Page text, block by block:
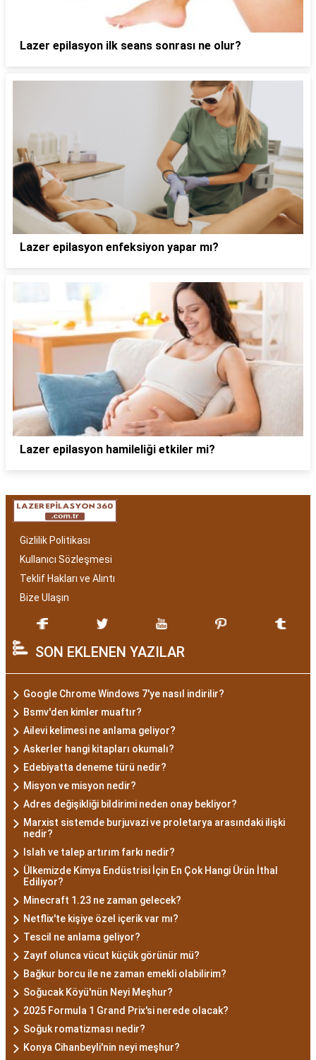
Lazer epilasyon ilk seans sonrası ne olur?
Lazer epilasyon enfeksiyon yapar mı?
Lazer epilasyon hamileliği etkiler mi?
Gizlilik Politikası
Kullanıcı Sözleşmesi
Teklif Hakları ve Alıntı
Bize Ulaşın
SON EKLENEN YAZILAR
Google Chrome Windows 7'ye nasıl indirilir?
Bsmv'den kimler muaftır?
Ailevi kelimesi ne anlama geliyor?
Askerler hangi kitapları okumalı?
Edebiyatta deneme türü nedir?
Misyon ve misyon nedir?
Adres değişikliği bildirimi neden onay bekliyor?
Marxist sistemde burjuvazi ve proletarya arasındaki ilişki
nedir?
Islah ve talep artırım farkı nedir?
Ülkemizde Kimya Endüstrisi İçin En Çok Hangi Ürün İthal
Ediliyor?
Minecraft 1.23 ne zaman gelecek?
Netflix'te kişiye özel içerik var mı?
Tescil ne anlama geliyor?
Zayıf olunca vücut küçük görünür mü?
Bağkur borcu ile ne zaman emekli olabilirim?
Soğucak Köyü'nün Neyi Meşhur?
2025 Formula 1 Grand Prix'si nerede olacak?
Soğuk romatizması nedir?
Konya Cihanbeyli'nin neyi meşhur?